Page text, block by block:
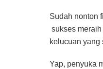
Sudah nonton
sukses
kelucuan yang
Yap, penyuka